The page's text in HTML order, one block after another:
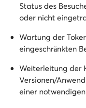
Status des
oder nicht
Wartung der
eingeschränkten
Weiterleitung der
Versionen/
einer